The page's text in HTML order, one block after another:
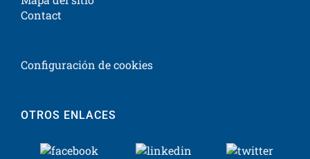
Contact
Configuración de cookies
OTROS ENLACES